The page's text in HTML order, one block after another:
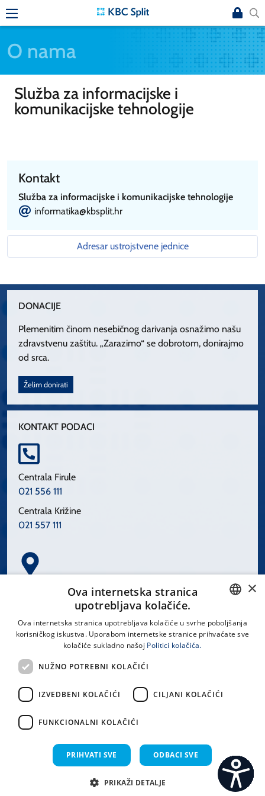
O nama
Služba za informacijske i
komunikacijske tehnologije
Kontakt
Služba za informacijske i komunikacijske tehnologije
E informatika@kbsplit.hr
Adresar ustrojstvene jednice
DONACIJE
Plemenitim činom nesebičnog darivanja osnažimo našu
zdravstvenu zaštitu. „Zarazimo“ se dobrotom, donirajmo
od srca.
Želim donirati
KONTAKT PODACI
Centrala Firule
021 556 111
Centrala Križine
021 557 111
Spinčićeva 1, 21000 Split
LINKOVI
Uvjeti korištenja
CROATIAN
×
Ova internetska stranica
upotrebljava kolačiće.
Ova internetska stranica upotrebljava kolačiće u svrhe poboljšanja
korisničkog iskustva. Uporabom internetske stranice prihvaćate sve
kolačiće sukladno našoj Politici kolačića.
NUŽNO POTREBNI KOLAČIĆI
IZVEDBENI KOLAČIĆI CILJANI KOLAČIĆI
FUNKCIONALNI KOLAČIĆI
PRIHVATI SVE ODBACI SVE
PRIKAŽI DETALJE